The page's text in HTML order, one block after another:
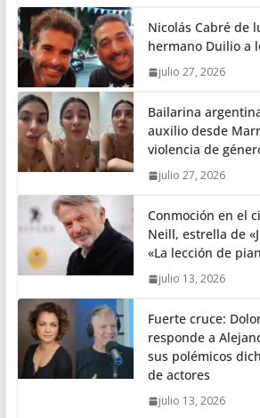
Nicolás Cabré de
hermano Duilio a
julio 27, 2026
Bailarina
auxilio desde
violencia de
julio 27, 2026
Conmoción en el
Neill, estrella de
«La lección de
julio 13, 2026
Fuerte cruce:
responde a
sus polémicos
de actores
julio 13, 2026